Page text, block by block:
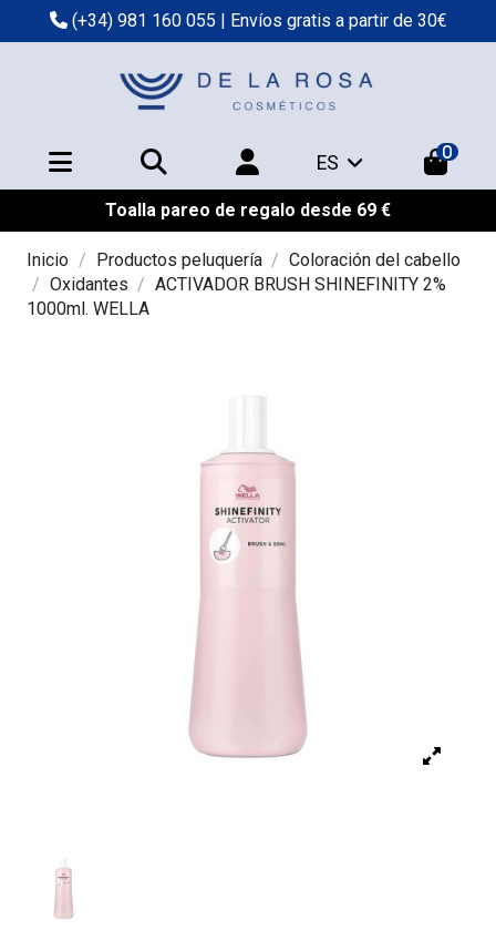
(+34) 981 160 055 | Envíos gratis a partir de 30€
ES 0
Toalla pareo de regalo desde 69 €
Inicio Productos peluquería
Coloración del cabello
Oxidantes
ACTIVADOR BRUSH SHINEFINITY 2%
1000ml. WELLA